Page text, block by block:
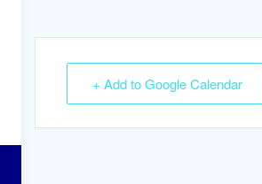
+ Add to Google Calendar